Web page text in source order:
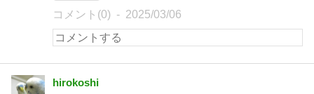
コメント(0) 2025/03/06
hirokoshi